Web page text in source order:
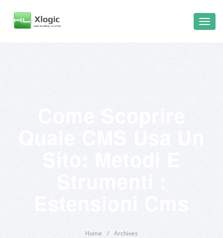
Home / Archives